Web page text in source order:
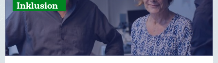
Inklusion